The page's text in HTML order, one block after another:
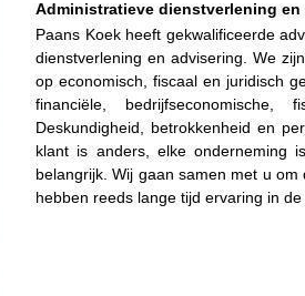
Administratieve dienstverlening en
Paans Koek heeft gekwalificeerde
dienstverlening en advisering. We
op economisch, fiscaal en juridisch
financiële, bedrijfseconomische,
Deskundigheid, betrokkenheid en
klant is anders, elke onderneming
belangrijk. Wij gaan samen met u
hebben reeds lange tijd ervaring in